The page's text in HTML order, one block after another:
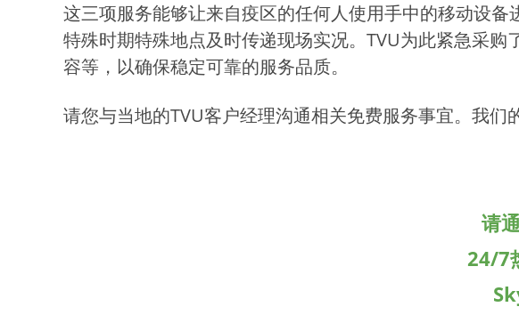
这三项服务能够让来自疫区的任何人使用手中的移动设
特殊时期特殊地点及时传递现场实况。TVU为此紧急采
容等，以确保稳定可靠的服务品质。
请您与当地的TVU客户经理沟通相关免费服务事宜。我们
请
24/7